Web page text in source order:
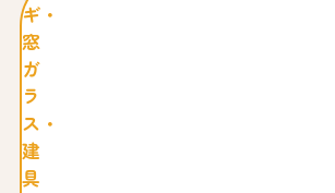
ギ・
窓
ガ
ラ
ス・
建
具